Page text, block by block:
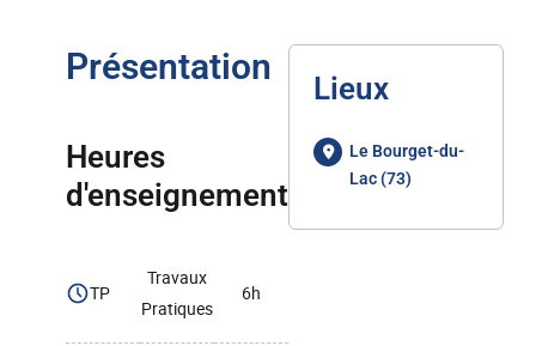
Présentation
Heures
d'enseignement
TP
Travaux
Pratiques
6h
Lieux
Le Bourget-du-
Lac (73)